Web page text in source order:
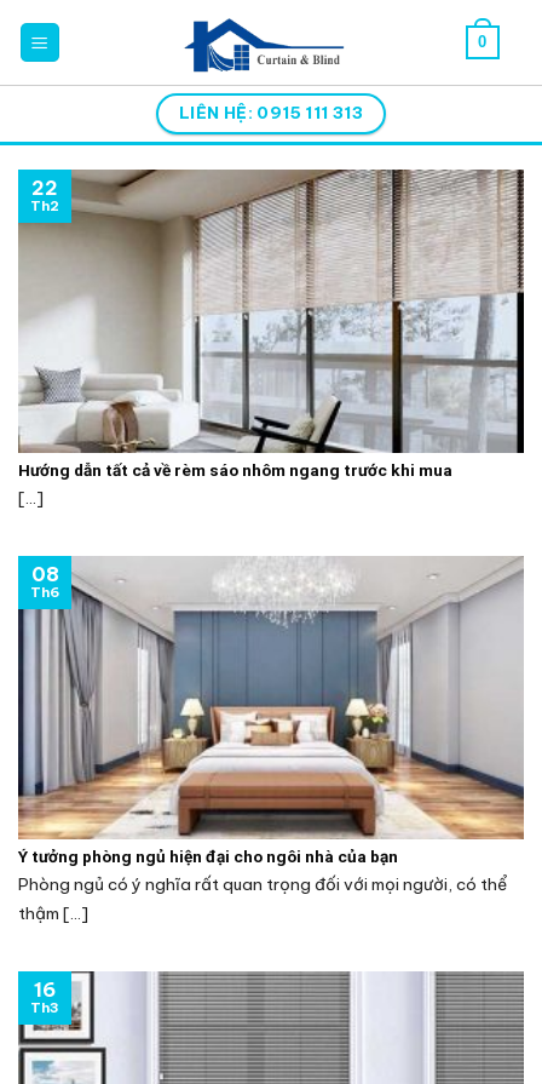
content
0
LIÊN HỆ: 0915 111 313
Hướng dẫn tất cả về rèm sáo nhôm ngang trước khi mua
[...]
22
Th2
Ý tưởng phòng ngủ hiện đại cho ngôi nhà của bạn
Phòng ngủ có ý nghĩa rất quan trọng đối với mọi người, có thể
thậm [...]
08
Th6
16
Th3